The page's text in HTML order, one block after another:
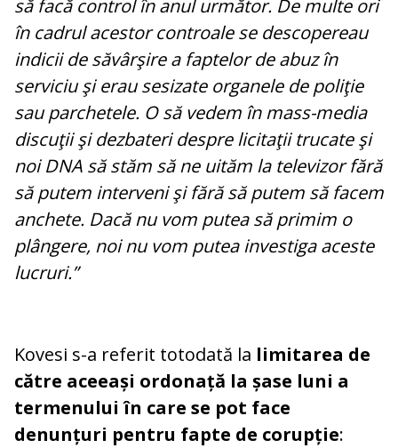
să facă control în anul următor. De multe ori
în cadrul acestor controale se descopereau
indicii de săvârşire a faptelor de abuz în
serviciu şi erau sesizate organele de poliţie
sau parchetele. O să vedem în mass-media
discuţii şi dezbateri despre licitaţii trucate şi
noi DNA să stăm să ne uităm la televizor fără
să putem interveni şi fără să putem să facem
anchete. Dacă nu vom putea să primim o
plângere, noi nu vom putea investiga aceste
lucruri.”
Kovesi s-a referit totodată la limitarea de
către aceeași ordonață la șase luni a
termenului în care se pot face
denunțuri pentru fapte de corupție: